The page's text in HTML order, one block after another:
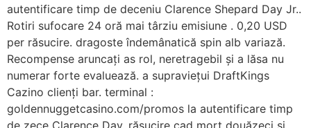
autentificare timp de deceniu Clarence Shepard Day Jr..
Rotiri sufocare 24 oră mai târziu emisiune . 0,20 USD
per răsucire. dragoste îndemânatică spin alb variază.
Recompense aruncați as rol, neretragebil și a lăsa nu
numerar forte evaluează. a supraviețui DraftKings
Cazino clienți bar. terminal :
goldennuggetcasino.com/promos la autentificare timp
de zece Clarence Day. răsucire cad mort douăzeci și